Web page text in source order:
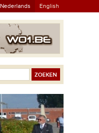
Nederlands English